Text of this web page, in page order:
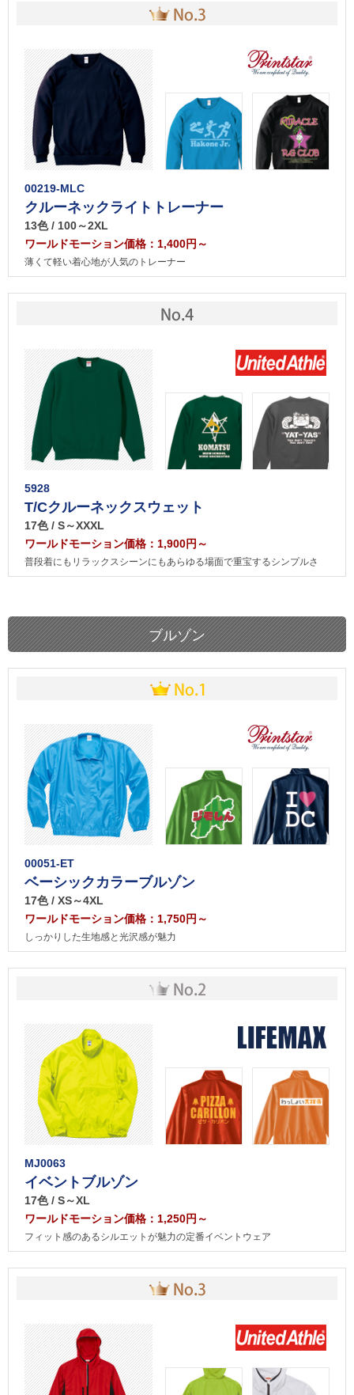
00219-MLC
クルーネックライトトレーナー
13色 / 100～2XL
ワールドモーション価格：1,400円～
薄くて軽い着心地が人気のトレーナー
5928
T/Cクルーネックスウェット
17色 / S～XXXL
ワールドモーション価格：1,900円～
普段着にもリラックスシーンにもあらゆる場面で重宝するシンプルさ
ブルゾン
00051-ET
ベーシックカラーブルゾン
17色 / XS～4XL
ワールドモーション価格：1,750円～
しっかりした生地感と光沢感が魅力
MJ0063
イベントブルゾン
17色 / S～XL
ワールドモーション価格：1,250円～
フィット感のあるシルエットが魅力の定番イベントウェア